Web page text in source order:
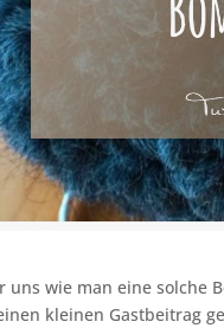
uns wie man eine solche
kleinen Gastbeitrag